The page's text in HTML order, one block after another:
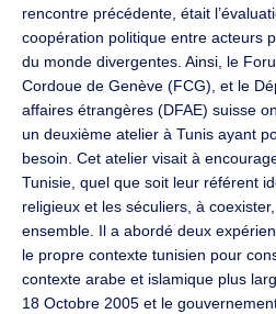
rencontre précédente, était
coopération politique entre acteurs
du monde divergentes. Ainsi, le
Cordoue de Genève (FCG), et le
affaires étrangères (DFAE) suisse
un deuxième atelier à Tunis ayant
besoin. Cet atelier visait à
Tunisie, quel que soit leur référent
religieux et les séculiers, à
ensemble. Il a abordé deux
le propre contexte tunisien pour
contexte arabe et islamique plus
18 Octobre 2005 et le